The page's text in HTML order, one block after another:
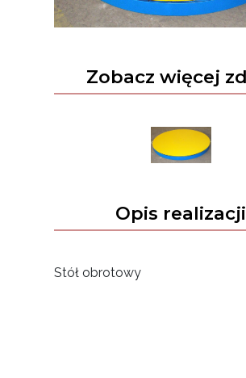
Zobacz więcej
Opis realizacji
Stół obrotowy